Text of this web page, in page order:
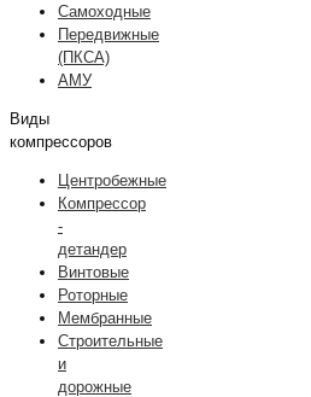
Самоходные
Передвижные
(ПКСА)
АМУ
Виды
компрессоров
Центробежные
Компрессор
-
детандер
Винтовые
Роторные
Мембранные
Строительные
и
дорожные